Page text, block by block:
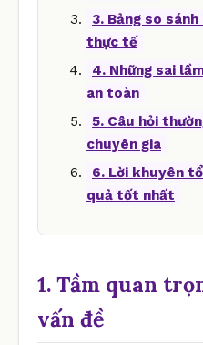
3. Bảng so
thực tế
4. Những sai
an toàn
5. Câu hỏi
chuyên gia
6. Lời khuyên
quả tốt nhất
1. Tầm quan
vấn đề